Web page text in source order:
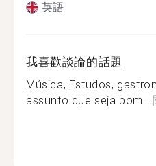
英語
我喜歡談論的話題
Música, Estudos,
assunto que seja bom...